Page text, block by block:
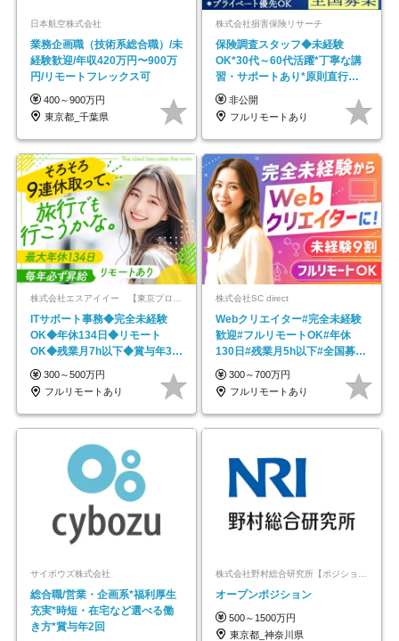
日本航空株式会社
業務企画職（技術系総合職）/未
経験歓迎/年収420万円〜900万
円/リモートフレックス可
400～900万円
東京都_千葉県
株式会社損害保険リサーチ
保険調査スタッフ◆未経験
OK*30代～60代活躍*丁寧な講
習・サポートあり*原則直行直
帰／全国募集・業務委託
非公開
フルリモートあり
ITサポート事務◆完全未経験
OK◆年休134日◆リモート
OK◆残業月7h以下◆賞与年3回
◆5年目まで必ず昇給
300～500万円
フルリモートあり
株式会社SC direct
Webクリエイター#完全未経験
歓迎#フルリモートOK#年休
130日#残業月5h以下#全国募集
#最大1年の研修
300～700万円
フルリモートあり
サイボウズ株式会社
総合職/営業・企画系*福利厚生
充実*時短・在宅など選べる働
き方*賞与年2回
オープンポジション
500～1500万円
東京都_神奈川県